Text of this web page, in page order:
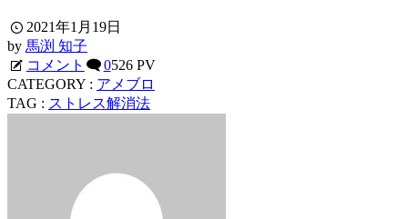
2021年1月19日
by 馬渕 知子
コメント
0526 PV
CATEGORY : アメブロ
TAG : ストレス解消法